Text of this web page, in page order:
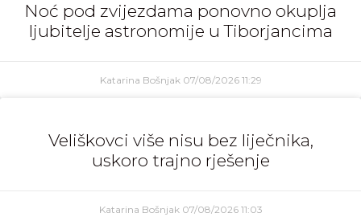
Noć pod zvijezdama ponovno okuplja
ljubitelje astronomije u Tiborjancima
Katarina Bošnjak 07/08/2026 11:29
Veliškovci više nisu bez liječnika,
uskoro trajno rješenje
Katarina Bošnjak 07/08/2026 11:03